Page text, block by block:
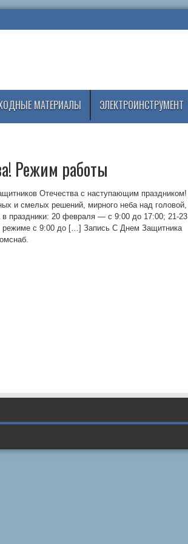
МАТЕРИАЛЫ ЭЛЕКТРОИНСТРУМЕНТ
Режим работы
Отечества с наступающим праздником!
и смелых решений, мирного неба над головой,
праздники: 20 февраля — с 9:00 до 17:00; 21-23
с 9:00 до […] Запись С Днем Защитника